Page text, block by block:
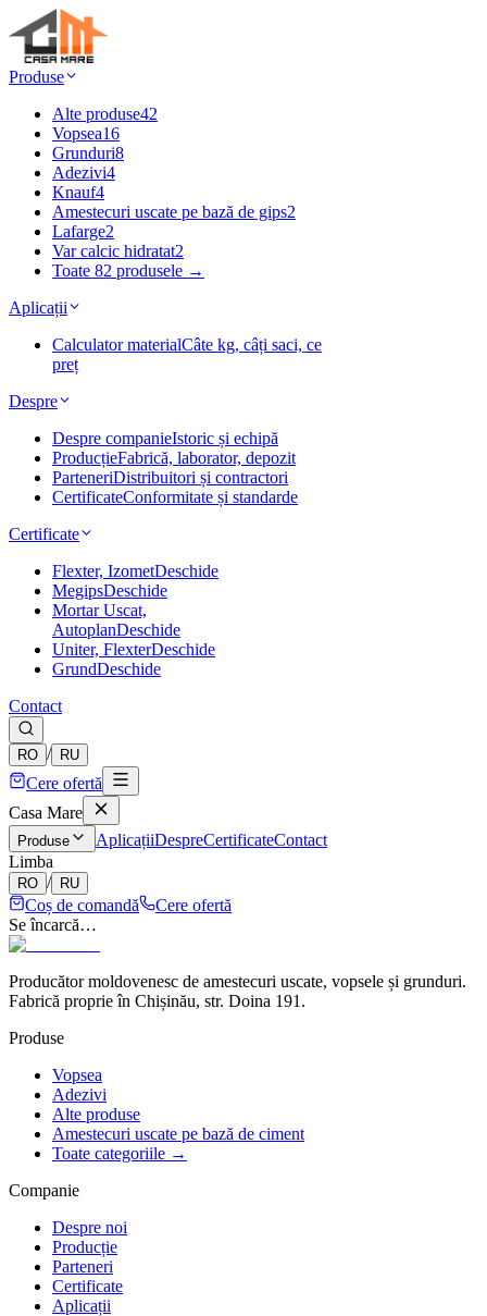
Produse
Alte produse42
Vopsea16
Grunduri8
Adezivi4
Knauf4
Amestecuri uscate pe bază de gips2
Lafarge2
Var calcic hidratat2
Toate 82 produsele →
Aplicații
Calculator materialCâte kg, câți saci, ce
preț
Despre
Despre companieIstoric și echipă
ProducțieFabrică, laborator, depozit
ParteneriDistribuitori și contractori
CertificateConformitate și standarde
Certificate
Flexter, IzometDeschide
MegipsDeschide
Mortar Uscat,
AutoplanDeschide
Uniter, FlexterDeschide
GrundDeschide
Contact
RO / RU
Cere ofertă
Casa Mare
Produse AplicațiiDespreCertificateContact
Limba
RO / RU
Coș de comandă
Cere ofertă
Se încarcă…
Producător moldovenesc de amestecuri uscate, vopsele și grunduri.
Fabrică proprie în Chișinău, str. Doina 191.
Produse
Vopsea
Adezivi
Alte produse
Amestecuri uscate pe bază de ciment
Toate categoriile →
Companie
Despre noi
Producție
Parteneri
Certificate
Aplicații